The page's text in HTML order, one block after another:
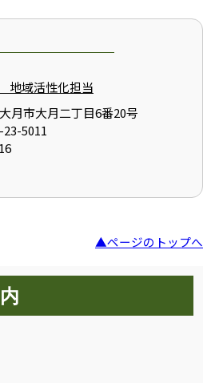
域活性化担当
月市大月二丁目6番20号
5011
▲ページのトップへ